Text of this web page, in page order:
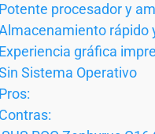
Potente procesador y
rápido
Experiencia gráfica
Sistema Operativo
Pros:
Contras: